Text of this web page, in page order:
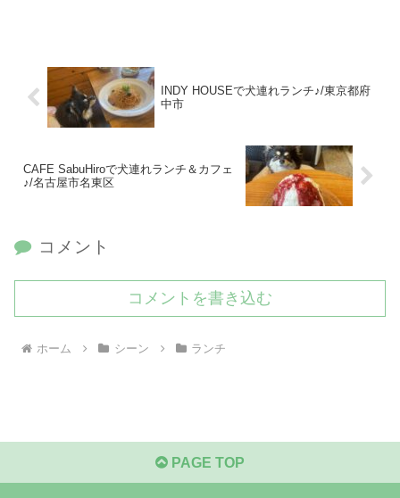
INDY HOUSEで犬連れランチ♪/東京都府
中市
CAFE SabuHiroで犬連れランチ＆カフェ
♪/名古屋市名東区
コメント
コメントを書き込む
ホーム シーン ランチ
PAGE TOP